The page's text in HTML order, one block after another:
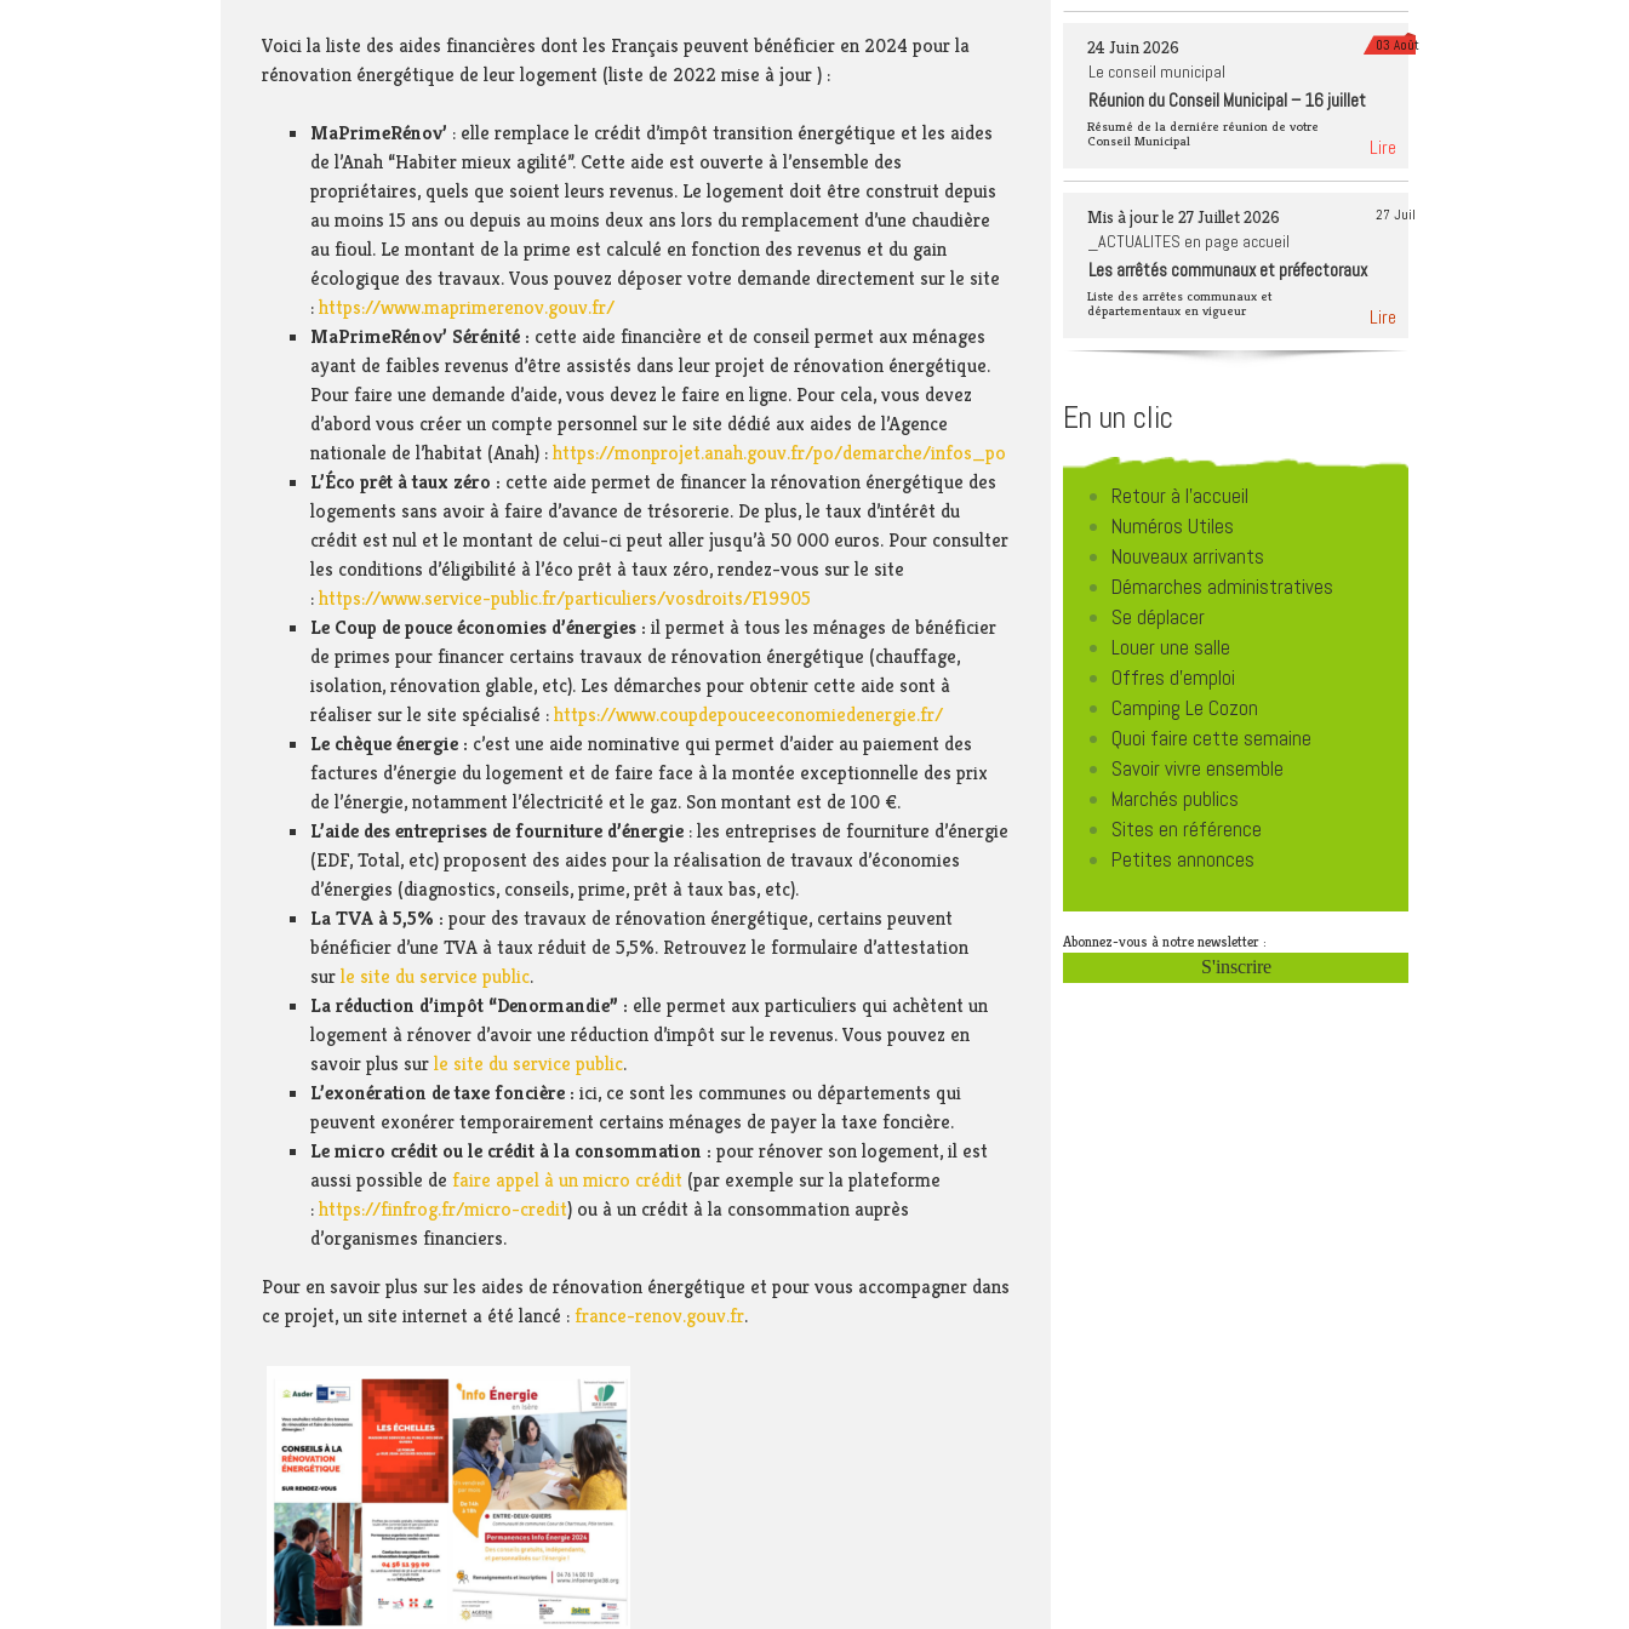
Le conseil municipal
s’engage …
Portrait de territoire
Réglementation
Connaître, préserver,
promouvoir notre
environnement
Sites en référence
Dans les médias !
Syndicat mixte de l’Avant-
Pays savoyard – SMAPS
Syndicat
interdépartemental
d’aménagement du Guiers
et de ses affluents –
SIAGA
Se déplacer
Tourisme 4 saisons
Éducation à
l’environnement
Voici la liste des aides financières dont les Français peuvent bénéficier en 2024 pour la
rénovation énergétique de leur logement (liste de 2022 mise à jour ) :
MaPrimeRénov’ : elle remplace le crédit d’impôt transition énergétique et les aides
de l’Anah “Habiter mieux agilité”. Cette aide est ouverte à l’ensemble des
propriétaires, quels que soient leurs revenus. Le logement doit être construit depuis
au moins 15 ans ou depuis au moins deux ans lors du remplacement d’une chaudière
au fioul. Le montant de la prime est calculé en fonction des revenus et du gain
écologique des travaux. Vous pouvez déposer votre demande directement sur le site
:https://www.maprimerenov.gouv.fr/
MaPrimeRénov’ Sérénité : cette aide financière et de conseil permet aux ménages
ayant de faibles revenus d’être assistés dans leur projet de rénovation énergétique.
Pour faire une demande d’aide, vous devez le faire en ligne. Pour cela, vous devez
d’abord vous créer un compte personnel sur le site dédié aux aides de l’Agence
nationale de l’habitat (Anah) :https://monprojet.anah.gouv.fr/po/demarche/infos_po
L’Éco prêt à taux zéro : cette aide permet de financer la rénovation énergétique des
logements sans avoir à faire d’avance de trésorerie. De plus, le taux d’intérêt du
crédit est nul et le montant de celui-ci peut aller jusqu’à 50 000 euros. Pour consulter
les conditions d’éligibilité à l’éco prêt à taux zéro, rendez-vous sur le site
:https://www.service-public.fr/particuliers/vosdroits/F19905
Le Coup de pouce économies d’énergies : il permet à tous les ménages de bénéficier
de primes pour financer certains travaux de rénovation énergétique (chauffage,
isolation, rénovation glable, etc). Les démarches pour obtenir cette aide sont à
réaliser sur le site spécialisé :https://www.coupdepouceeconomiedenergie.fr/
Le chèque énergie : c’est une aide nominative qui permet d’aider au paiement des
factures d’énergie du logement et de faire face à la montée exceptionnelle des prix
de l’énergie, notamment l’électricité et le gaz. Son montant est de 100 €.
L’aide des entreprises de fourniture d’énergie : les entreprises de fourniture d’énergie
(EDF, Total, etc) proposent des aides pour la réalisation de travaux d’économies
d’énergies (diagnostics, conseils, prime, prêt à taux bas, etc).
La TVA à 5,5% : pour des travaux de rénovation énergétique, certains peuvent
bénéficier d’une TVA à taux réduit de 5,5%. Retrouvez le formulaire d’attestation
surle site du service public.
La réduction d’impôt “Denormandie” : elle permet aux particuliers qui achètent un
logement à rénover d’avoir une réduction d’impôt sur le revenus. Vous pouvez en
savoir plus surle site du service public.
L’exonération de taxe foncière : ici, ce sont les communes ou départements qui
peuvent exonérer temporairement certains ménages de payer la taxe foncière.
Le micro crédit ou le crédit à la consommation : pour rénover son logement, il est
aussi possible de faire appel à un micro crédit (par exemple sur la plateforme
:https://finfrog.fr/micro-credit) ou à un crédit à la consommation auprès
d’organismes financiers.
Pour en savoir plus sur les aides de rénovation énergétique et pour vous accompagner dans
ce projet, un site internet a été lancé :france-renov.gouv.fr.
24 Juin 2026
Le conseil municipal
Réunion du Conseil Municipal – 16 juillet
2026
Résumé de la derniére réunion de votre
Conseil Municipal
Lire
03 Août
Mis à jour le 27 Juillet 2026
_ACTUALITES en page accueil
Les arrêtés communaux et préfectoraux
Liste des arrêtes communaux et
départementaux en vigueur
Lire
27 Juil
En un clic
Retour à l'accueil
Numéros Utiles
Nouveaux arrivants
Démarches administratives
Se déplacer
Louer une salle
Offres d'emploi
Camping Le Cozon
Quoi faire cette semaine
Savoir vivre ensemble
Marchés publics
Sites en référence
Petites annonces
Abonnez-vous à notre newsletter :
S'inscrire